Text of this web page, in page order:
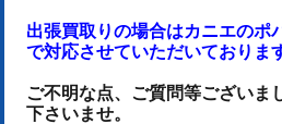
出張買取りの場合はカニエのポ
で対応させていただいておりま
ご不明な点、ご質問等ございま
下さいませ。